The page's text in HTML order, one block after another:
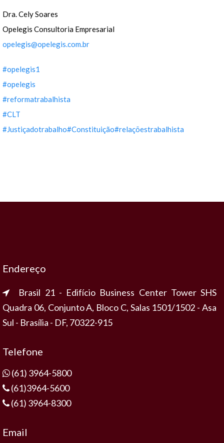
Dra. Cely Soares
Opelegis Consultoria Empresarial
opelegis@opelegis.com.br
#opelegis1
#opelegis
#reformatrabalhista
#CLT
#Justiçadotrabalho#Constituição#relaçõestrabalhista
Endereço
Brasil 21 - Edifício Business Center Tower SHS
Quadra 06, Conjunto A, Bloco C, Salas 1501/1502 - Asa
Sul - Brasília - DF, 70322-915
Telefone
(61) 3964-5800
(61)3964-5600
(61) 3964-8300
Email